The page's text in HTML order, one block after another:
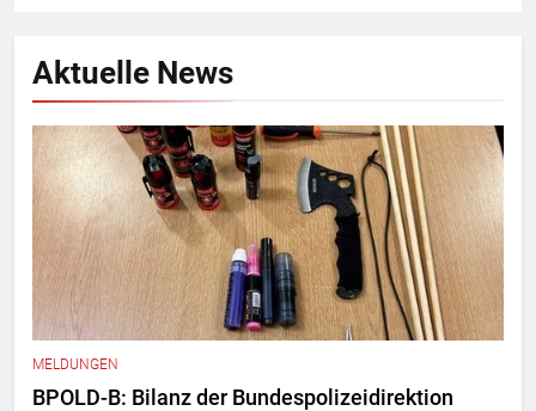
Aktuelle News
MELDUNGEN
BPOLD-B: Bilanz der Bundespolizeidirektion